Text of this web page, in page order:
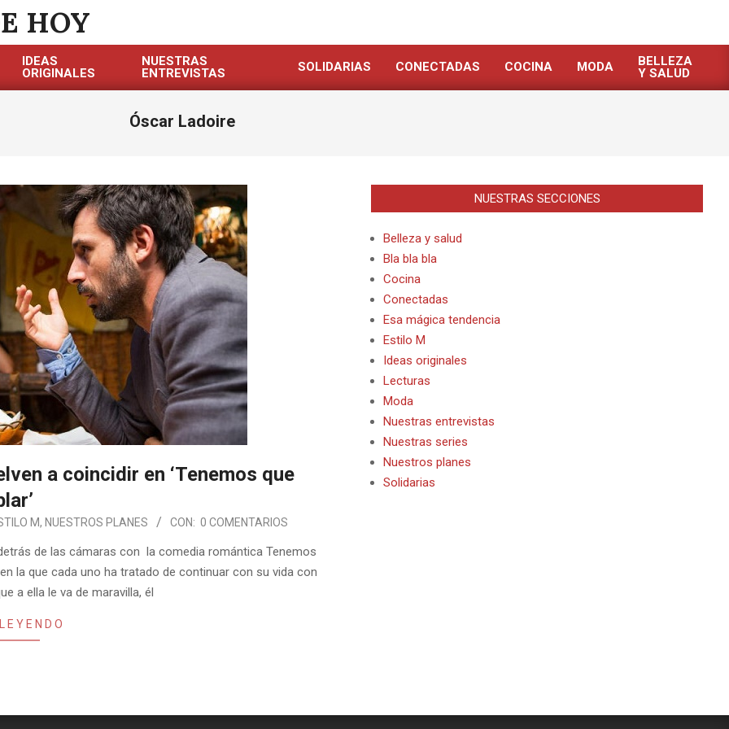
HOY
IDEAS
ORIGINALES
NUESTRAS
ENTREVISTAS
SOLIDARIAS CONECTADAS COCINA MODA
BELLEZA
Y SALUD
Óscar Ladoire
a coincidir en ‘Tenemos que
M, NUESTROS PLANES CON: 0 COMENTARIOS
de las cámaras con la comedia romántica Tenemos
la que cada uno ha tratado de continuar con su vida con
a ella le va de maravilla, él
NUESTRAS SECCIONES
Belleza y salud
Bla bla bla
Cocina
Conectadas
Esa mágica tendencia
Estilo M
Ideas originales
Lecturas
Moda
Nuestras entrevistas
Nuestras series
Nuestros planes
Solidarias